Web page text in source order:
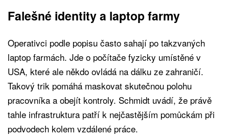
Falešné identity a laptop farmy
Operativci podle popisu často sahají po takzvaných
laptop farmách. Jde o počítače fyzicky umístěné v
USA, které ale někdo ovládá na dálku ze zahraničí.
Takový trik pomáhá maskovat skutečnou polohu
pracovníka a obejít kontroly. Schmidt uvádí, že právě
tahle infrastruktura patří k nejčastějším pomůckám při
podvodech kolem vzdálené práce.